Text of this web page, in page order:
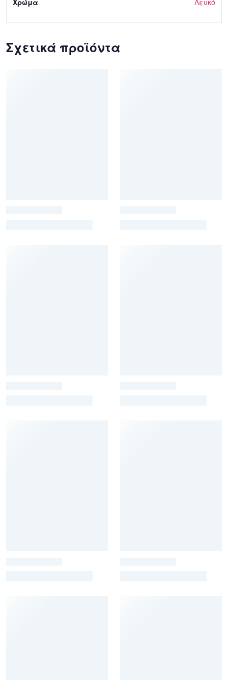
Χρώμα Λευκό
Σχετικά προϊόντα